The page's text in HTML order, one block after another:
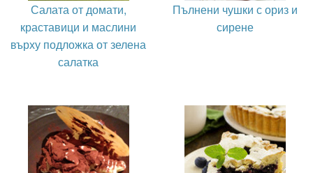
Салата от домати,
краставици и маслини
върху подложка от зелена
салатка
Пълнени чушки с ориз и
сирене